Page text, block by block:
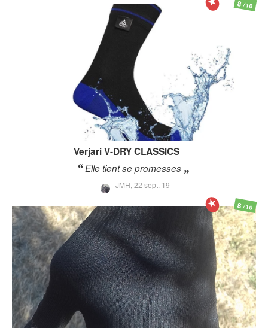
Verjari V-DRY CLASSICS
Elle tient se promesses
JMH, 22 sept. 19
8/10
8/10